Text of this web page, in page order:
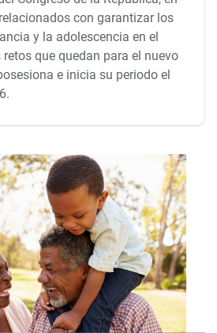
con garantizar los
y la adolescencia en el
que quedan para el nuevo
e inicia su periodo el